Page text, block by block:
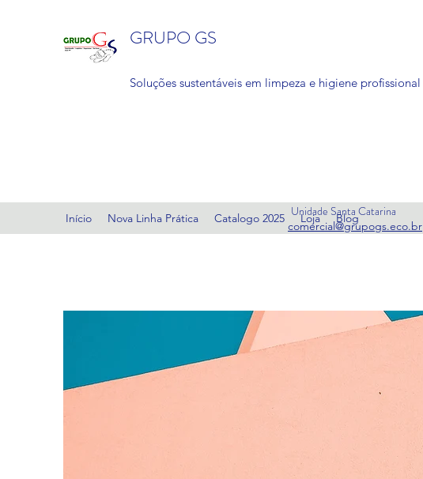
GRUPO GS
Soluções sustentáveis em limpeza e higiene profissional
Início Nova Linha Prática Catalogo 2025 Loja Blog
comercial@grupogs.eco.br
Unidade Santa Catarina